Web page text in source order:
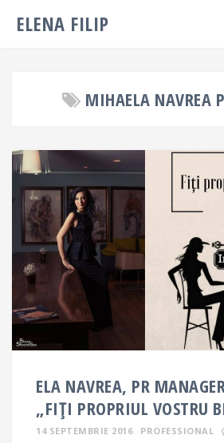
ELENA FILIP
MIHAELA NAVREA
ELA NAVREA, PR
„FIȚI PROPRIUL VOSTRU
14 SEPTEMBRIE 2016 PROFESSIONAL